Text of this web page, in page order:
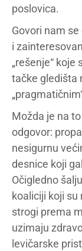
poslovica.
Govori nam
i
„rešenje“
tačke gledišta
Možda je na
odgovor:
nesigurnu
desnice koji
Očigledno
koaliciji koji su
strogi prema
uzimaju
levičarske